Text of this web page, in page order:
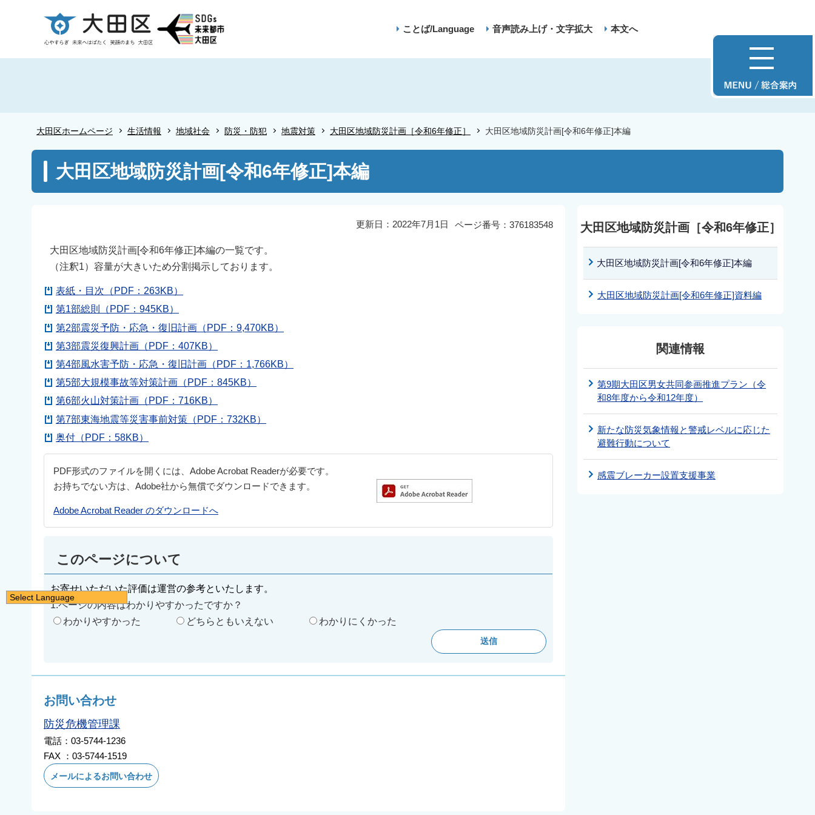
ー
ことば/Language 音声読み上げ・文字拡大 本文へ
大田区ホームページ 生活情報 地域社会 防災・防犯 地震対策 大田区地域防災計画［令和6年修正］ 大田区地域防災計画[令和6年修正]本編
こ
大田区地域防災計画[令和6年修正]本編
ページ番号：376183548
更新日：2022年7月1日
大田区地域防災計画[令和6年修正]本編の一覧です。
（注釈1）容量が大きいため分割掲示しております。
表紙・目次（PDF：263KB）
第1部総則（PDF：945KB）
第2部震災予防・応急・復旧計画（PDF：9,470KB）
第3部震災復興計画（PDF：407KB）
第4部風水害予防・応急・復旧計画（PDF：1,766KB）
第5部大規模事故等対策計画（PDF：845KB）
第6部火山対策計画（PDF：716KB）
第7部東海地震等災害事前対策（PDF：732KB）
奥付（PDF：58KB）
PDF形式のファイルを開くには、Adobe Acrobat Readerが必要です。
お持ちでない方は、Adobe社から無償でダウンロードできます。
Adobe Acrobat Reader のダウンロードへ
このページについて
お寄せいただいた評価は運営の参考といたします。
1.ページの内容はわかりやすかったですか？
わかりやすかった
どちらともいえない わかりにくかった
お問い合わせ
防災危機管理課
電話：03-5744-1236
FAX ：03-5744-1519
メールによるお問い合わせ
大田区地域防災計画［令和6年修正］
大田区地域防災計画[令和6年修正]本編
大田区地域防災計画[令和6年修正]資料編
関連情報
第9期大田区男女共同参画推進プラン（令
和8年度から令和12年度）
新たな防災気象情報と警戒レベルに応じた
避難行動について
感震ブレーカー設置支援事業
Select Language